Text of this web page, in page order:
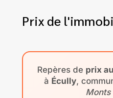
Prix de
Repères de prix
à Écully,